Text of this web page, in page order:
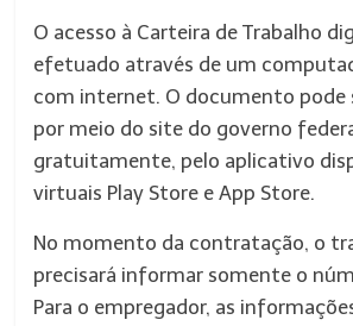
O acesso à Carteira de Trabalho
efetuado através de um
com internet. O documento pode
por meio do site do governo
gratuitamente, pelo aplicativo
virtuais Play Store e App Store.
No momento da contratação, o
precisará informar somente o
Para o empregador, as